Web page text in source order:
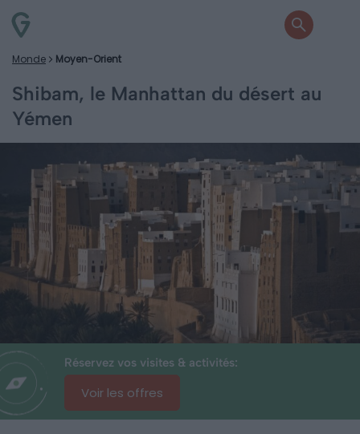
Monde Moyen-Orient
Shibam, le Manhattan du désert au
Yémen
Réservez vos visites & activités:
Voir les offres